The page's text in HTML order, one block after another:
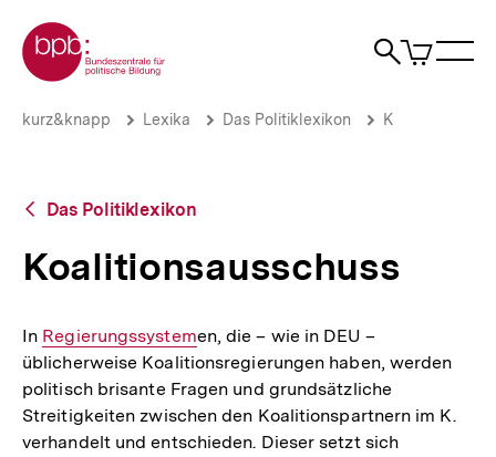
zum
Seiteninhalt
springen
Zur Startseite der bpb
Suche
Artikel
im
Koalitionsausschuss
Brotkrümelnavigation
Pfadnavigation
kurz&knapp Lexika Das Politiklexikon K
Zurück
Übersicht
Das Politiklexikon
Koalitionsausschuss
In Interner
Link:
Regierungssystemen, die – wie in DEU –
üblicherweise Koalitionsregierungen haben, werden
politisch brisante Fragen und grundsätzliche
Streitigkeiten zwischen den Koalitionspartnern im K.
verhandelt und entschieden. Dieser setzt sich